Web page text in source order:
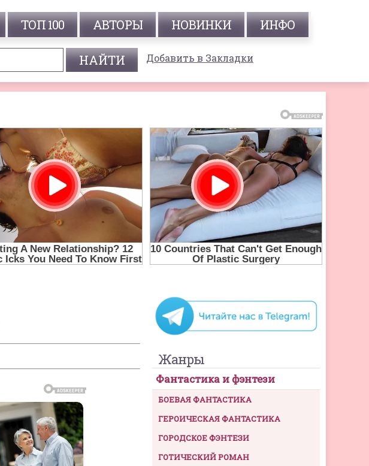
ТОП 100 АВТОРЫ НОВИНКИ ИНФО
Добавить в Закладки
Жанры
Фантастика и фэнтези
БОЕВАЯ ФАНТАСТИКА
ГЕРОИЧЕСКАЯ ФАНТАСТИКА
ГОРОДСКОЕ ФЭНТЕЗИ
ГОТИЧЕСКИЙ РОМАН